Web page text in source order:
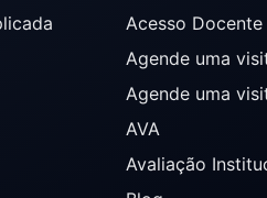
Acesso Docente
Agende uma
Agende uma
AVA
Avaliação